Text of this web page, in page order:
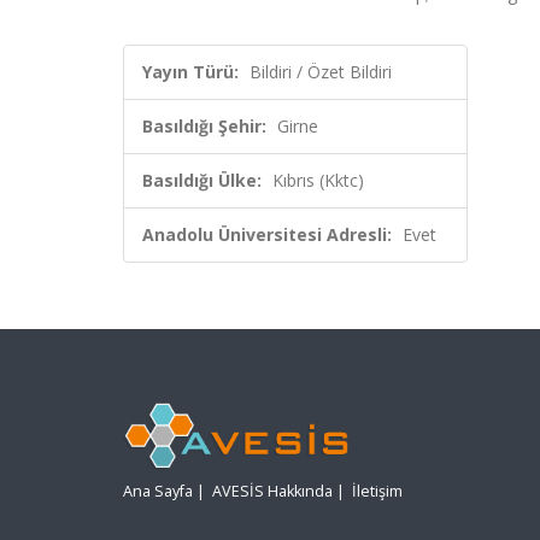
Yayın Türü: Bildiri / Özet Bildiri
Basıldığı Şehir: Girne
Basıldığı Ülke: Kıbrıs (Kktc)
Anadolu Üniversitesi Adresli: Evet
Ana Sayfa | AVESİS Hakkında | İletişim